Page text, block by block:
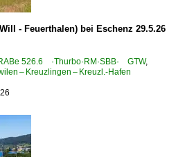
für DR Y/B 70-Wagen, UIC-Z auch
- Feuerthalen) bei Eschenz 29.5.26
526.6 ·Thurbo·RM·SBB· GTW,
– Kreuzlingen – Kreuzl.-Hafen